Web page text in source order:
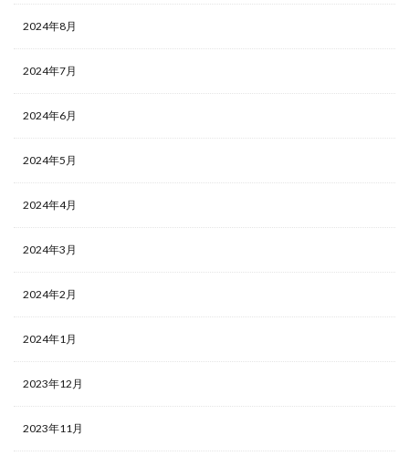
2024年8月
2024年7月
2024年6月
2024年5月
2024年4月
2024年3月
2024年2月
2024年1月
2023年12月
2023年11月